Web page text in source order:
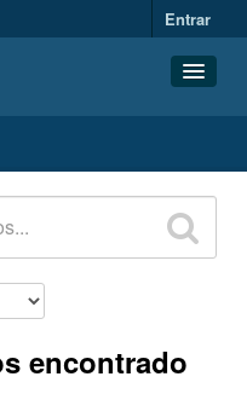
Entrar
encontrado